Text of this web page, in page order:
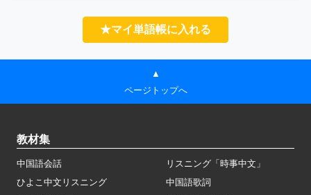
★マイ単語帳に入れる
▲
ページトップへ
教材集
中国語会話
リスニング「時事中文」
ひよこ中文リスニング
中国語歌詞